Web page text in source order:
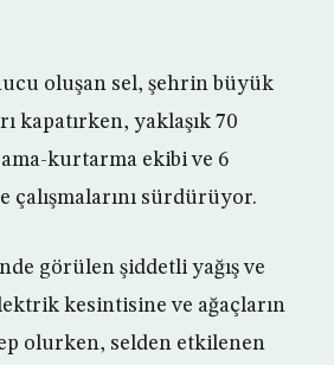
oluşan sel, şehrin büyük
kapatırken, yaklaşık 70
kurtarma ekibi ve 6
çalışmalarını sürdürüyor.
görülen şiddetli yağış ve
kesintisine ve ağaçların
olurken, selden etkilenen